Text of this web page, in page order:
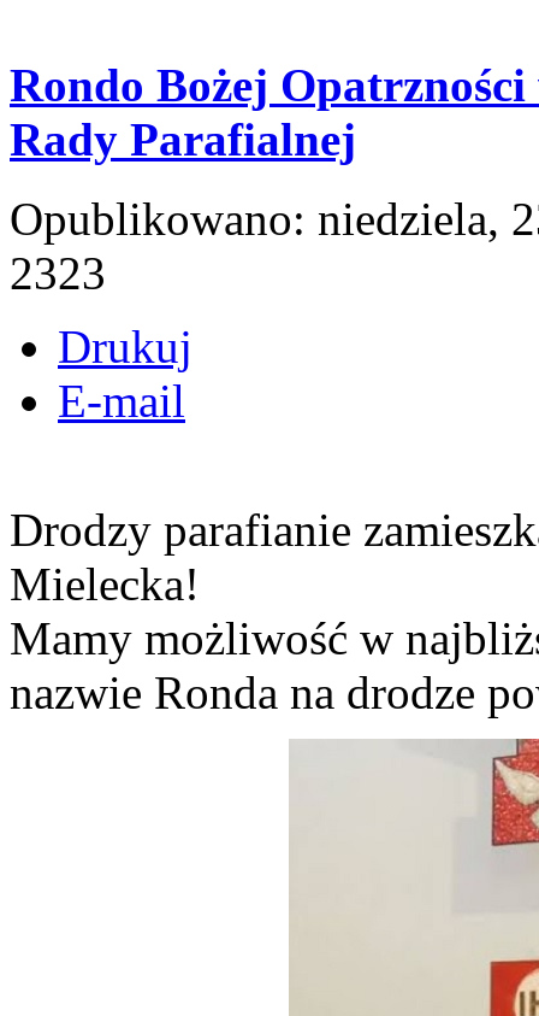
Rondo Bożej
Rady Parafialnej
Opublikowano: niedziela,
2323
Drukuj
E-mail
Drodzy parafianie
Mielecka!
Mamy możliwość w
nazwie Ronda na drodze